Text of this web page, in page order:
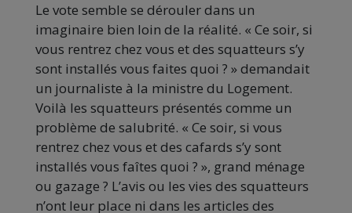
Le vote semble se dérouler dans un
imaginaire bien loin de la réalité. « Ce soir, si
vous rentrez chez vous et des squatteurs s’y
sont installés vous faites quoi ? » demandait
un journaliste à la ministre du Logement.
Voilà les squatteurs présentés comme un
problème de salubrité. « Ce soir, si vous
rentrez chez vous et des cafards s’y sont
installés vous faîtes quoi ? », grand ménage
ou gazage ? L’avis ou les vies des squatteurs
n’ont leur place ni dans les articles des